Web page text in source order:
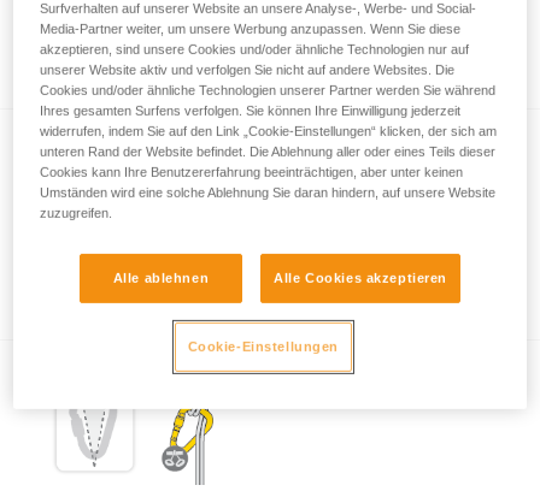
Wichtige Informationen zum Thema
Karabiner
Verschlusssysteme von Karabinern
Surfverhalten auf unserer Website an unsere Analyse-, Werbe- und Social-
Media-Partner weiter, um unsere Werbung anzupassen. Wenn Sie diese
akzeptieren, sind unsere Cookies und/oder ähnliche Technologien nur auf
unserer Website aktiv und verfolgen Sie nicht auf andere Websites. Die
Cookies und/oder ähnliche Technologien unserer Partner werden Sie während
Ihres gesamten Surfens verfolgen. Sie können Ihre Einwilligung jederzeit
widerrufen, indem Sie auf den Link „Cookie-Einstellungen“ klicken, der sich am
unteren Rand der Website befindet. Die Ablehnung aller oder eines Teils dieser
Cookies kann Ihre Benutzererfahrung beeinträchtigen, aber unter keinen
Umständen wird eine solche Ablehnung Sie daran hindern, auf unsere Website
zuzugreifen.
Alle ablehnen Alle Cookies akzeptieren
Cookie-Einstellungen